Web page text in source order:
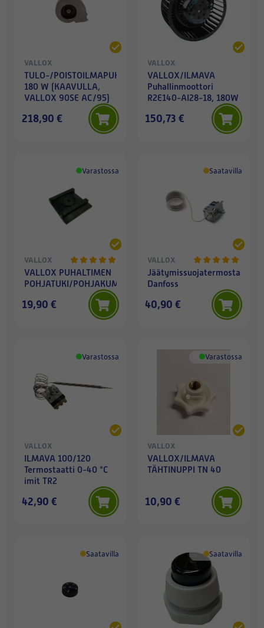
VALLOX
TULO-/POISTOILMAPUHALLIN
180 W (KAAVULLA,
VALLOX 90SE AC/95)
218,90 €
VALLOX
VALLOX/ILMAVA
Puhallinmoottori
R2E140-AI28-18, 180W
150,73 €
Varastossa
VALLOX
VALLOX PUHALTIMEN
POHJATUKI/POHJAKUMI
19,90 €
Saatavilla
VALLOX
Jäätymissuojatermostaatti
Danfoss
40,90 €
Varastossa
VALLOX
ILMAVA 100/120
Termostaatti 0-40 °C
imit TR2
42,90 €
Varastossa
VALLOX
VALLOX/ILMAVA
TÄHTINUPPI TN 40
10,90 €
Saatavilla Saatavilla